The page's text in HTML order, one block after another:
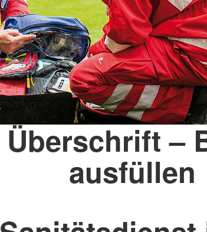
Überschrift –
ausfüllen